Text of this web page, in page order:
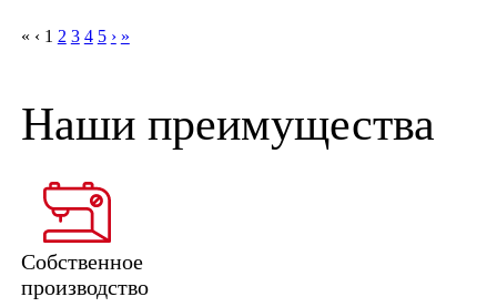
« ‹ 1 2 3 4 5 › »
Наши преимущества
Собственное
производство